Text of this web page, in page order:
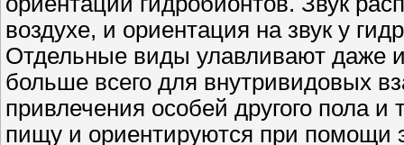
воздухе, и ориентация на звук у
Отдельные виды улавливают даже
больше всего для внутривидовых
привлечения особей другого пола
пищу и ориентируются при помощи